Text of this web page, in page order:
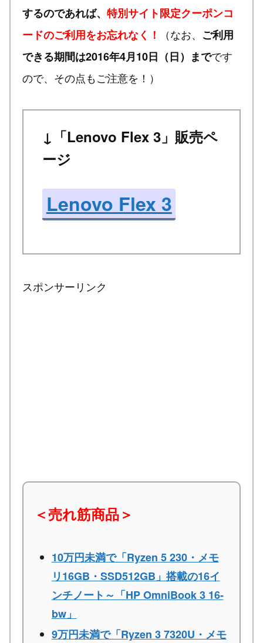
するのであれば、 特別サイト限定クーポンコ
ードのご利用をお忘れなく！
（なお、 ご利用
できる期間は2016年4月10日（日）までです
ので、その点もご注意を！）
↓「Lenovo Flex 3」販売ペ
ージ
Lenovo Flex 3
スポンサーリンク
＜売れ筋商品＞
10万円未満で「Ryzen 5 230・メモ
リ16GB・SSD512GB」搭載の16イ
ンチノート～「HP OmniBook 3 16-
bw」
9万円未満で「Ryzen 3 7320U・メモ